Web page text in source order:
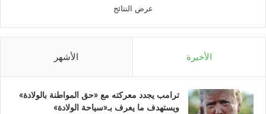
عرض النتائج
الأخيرة الأشهر
ترامب يجدد معركته مع «حق المواطنة بالولادة»
ويستهدف ما يعرف بـ«سياحة الولادة»